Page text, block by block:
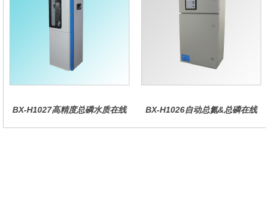
BX-H1027高精度总磷水质在线
BX-H1026自动总氮&总磷在线